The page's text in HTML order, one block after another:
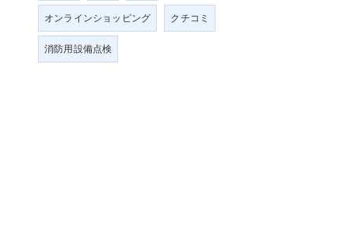
オンラインショッピング クチコミ
消防用設備点検